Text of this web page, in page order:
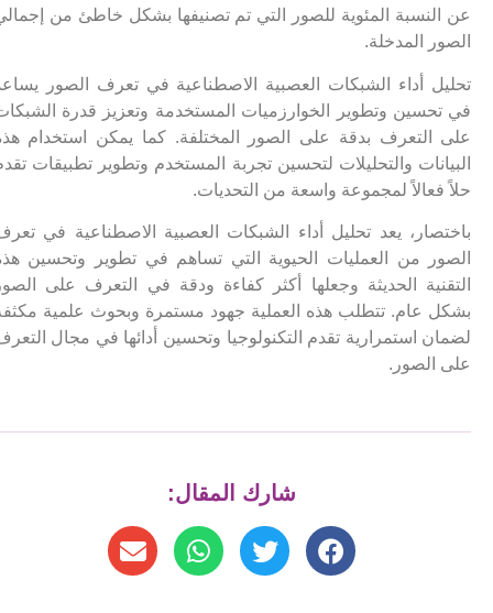
عن النسبة المئوية للصور التي تم تصنيفها بشكل خاطئ من إجمالي
الصور المدخلة.
تحليل أداء الشبكات العصبية الاصطناعية في تعرف الصور يساعد
في تحسين وتطوير الخوارزميات المستخدمة وتعزيز قدرة الشبكات
على التعرف بدقة على الصور المختلفة. كما يمكن استخدام هذه
البيانات والتحليلات لتحسين تجربة المستخدم وتطوير تطبيقات تقدم
حلاً فعالاً لمجموعة واسعة من التحديات.
باختصار، يعد تحليل أداء الشبكات العصبية الاصطناعية في تعرف
الصور من العمليات الحيوية التي تساهم في تطوير وتحسين هذه
التقنية الحديثة وجعلها أكثر كفاءة ودقة في التعرف على الصور
بشكل عام. تتطلب هذه العملية جهود مستمرة وبحوث علمية مكثفة
لضمان استمرارية تقدم التكنولوجيا وتحسين أدائها في مجال التعرف
على الصور.
شارك المقال: